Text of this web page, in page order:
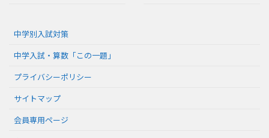
中学別入試対策
中学入試・算数「この一題」
プライバシーポリシー
サイトマップ
会員専用ページ